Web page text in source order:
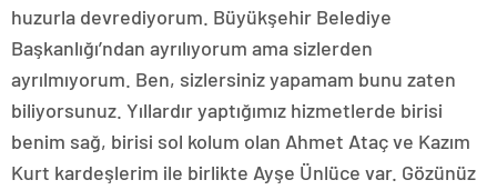
huzurla devrediyorum. Büyükşehir Belediye
Başkanlığı’ndan ayrılıyorum ama sizlerden
ayrılmıyorum. Ben, sizlersiniz yapamam bunu zaten
biliyorsunuz. Yıllardır yaptığımız hizmetlerde birisi
benim sağ, birisi sol kolum olan Ahmet Ataç ve Kazım
Kurt kardeşlerim ile birlikte Ayşe Ünlüce var. Gözünüz